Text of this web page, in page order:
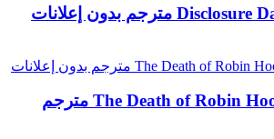
فيلم The Death of Robin Hood 2026 مترجم